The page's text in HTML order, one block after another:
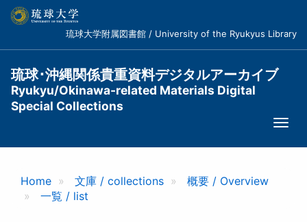
コ
琉球大学附属図書館 / University of the Ryukyus Library
琉球･沖縄関係貴重資料デジタルアーカイブ
Ryukyu/Okinawa-related Materials Digital
Special Collections
Home 文庫 / collections
概要 / Overview
一覧 / list